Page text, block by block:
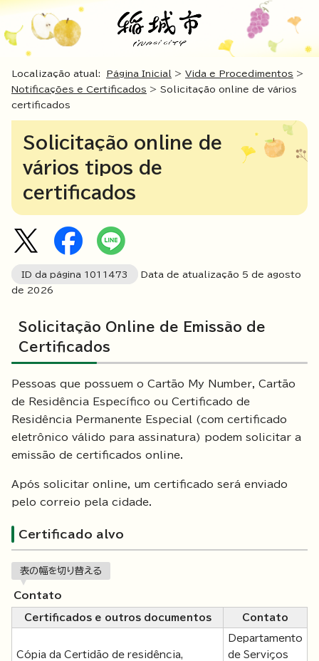
Localização atual: Página Inicial > Vida e Procedimentos >
Notificações e Certificados > Solicitação online de vários
certificados
Solicitação online de
vários tipos de
certificados
ID da página 1011473
Data de atualização 5 de agosto
de 2026
Solicitação Online de Emissão de
Certificados
Pessoas que possuem o Cartão My Number, Cartão
de Residência Específico ou Certificado de
Residência Permanente Especial (com certificado
eletrônico válido para assinatura) podem solicitar a
emissão de certificados online.
Após solicitar online, um certificado será enviado
pelo correio pela cidade.
Certificado alvo
表の幅を切り替える
Contato
Certificados e outros documentos Contato
Cópia da Certidão de residência,
Departamento
de Serviços